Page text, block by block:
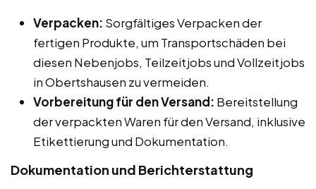
Verpacken: Sorgfältiges Verpacken der
fertigen Produkte, um Transportschäden bei
diesen Nebenjobs, Teilzeitjobs und Vollzeitjobs
in Obertshausen zu vermeiden.
Vorbereitung für den Versand: Bereitstellung
der verpackten Waren für den Versand, inklusive
Etikettierung und Dokumentation.
Dokumentation und Berichterstattung